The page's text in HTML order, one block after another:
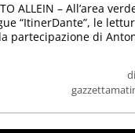
di
ALLEIN – All’area
“ItinerDante”, le
partecipazione di